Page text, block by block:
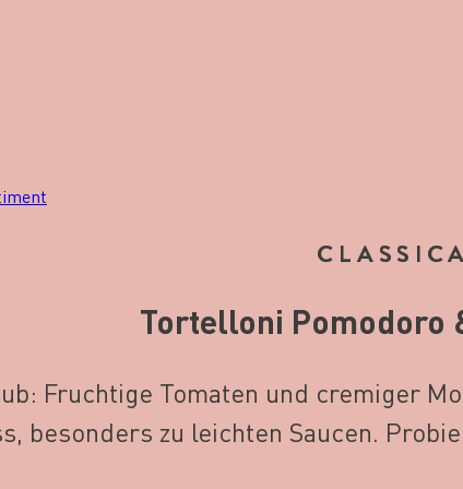
CLASSICA
Tortelloni Pomodoro
Fruchtige Tomaten und cremiger
besonders zu leichten Saucen.